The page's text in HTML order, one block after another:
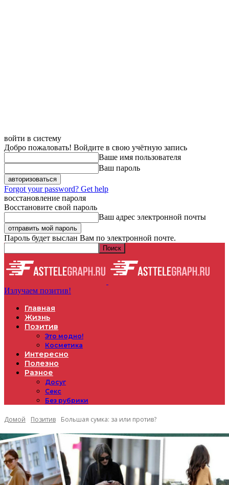
войти в систему
Добро пожаловать! Войдите в свою учётную запись
Ваше имя пользователя
Ваш пароль
Forgot your password? Get help
восстановление пароля
Восстановите свой пароль
Ваш адрес электронной почты
Пароль будет выслан Вам по электронной почте.
Излучаем позитив!
Главная
Жизнь
Позитив
Это модно!
Косметика
Интересно
Полезно
Разное
Досуг
Секс
Без рубрики
Домой Позитив Большая сумка: за или против?